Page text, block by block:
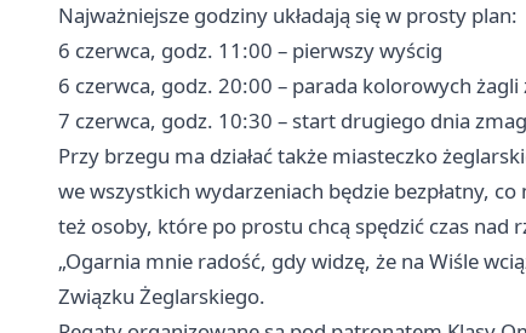
Najważniejsze godziny układają się w prosty plan:
6 czerwca, godz. 11:00 – pierwszy wyścig
6 czerwca, godz. 20:00 – parada kolorowych żagli
7 czerwca, godz. 10:30 – start drugiego dnia
Przy brzegu ma działać także miasteczko
we wszystkich wydarzeniach będzie bezpłatny,
też osoby, które po prostu chcą spędzić czas nad
„Ogarnia mnie radość, gdy widzę, że na Wiśle
Związku Żeglarskiego.